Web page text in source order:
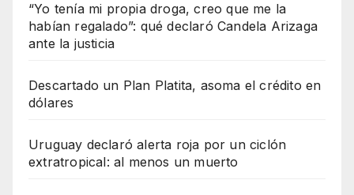
“Yo tenía mi propia droga, creo que me la
habían regalado”: qué declaró Candela Arizaga
ante la justicia
Descartado un Plan Platita, asoma el crédito en
dólares
Uruguay declaró alerta roja por un ciclón
extratropical: al menos un muerto